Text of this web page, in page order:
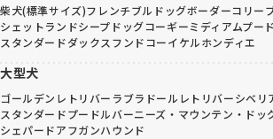
柴犬(標準サイズ)フレンチブルドッグボーダーコリー
シェットランドシープドッグコーギーミディアムプー
スタンダードダックスフンドコーイケルホンディエ
大型犬
ゴールデンレトリバー ラブラドールレトリバーシベリ
スタンダードプードルバーニーズ・マウンテン・ドッ
シェパードアフガンハウンド